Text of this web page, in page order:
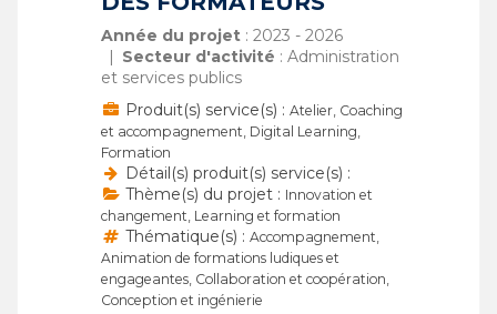
Année du projet : 2023 - 2026
Secteur d'activité : Administration
et services publics
Produit(s) service(s) : Atelier, Coaching
et accompagnement, Digital Learning,
Formation
Détail(s) produit(s) service(s) :
Thème(s) du projet : Innovation et
changement, Learning et formation
Thématique(s) : Accompagnement,
Animation de formations ludiques et
engageantes, Collaboration et coopération,
Conception et ingénierie